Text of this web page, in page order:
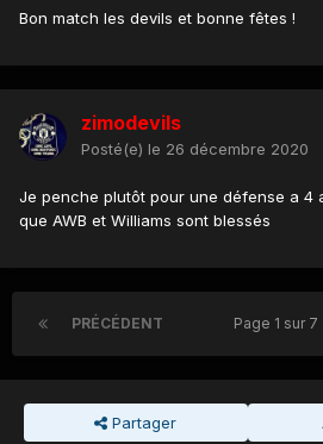
Bon match les devils et bonne fêtes !
zimodevils
Posté(e) le 26 décembre 2020
Je penche plutôt pour une défense a 4
que AWB et Williams sont blessés
PRÉCÉDENT Page 1 sur 7
Partager